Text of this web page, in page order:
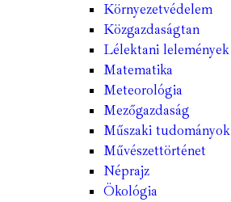
Környezetvédelem
Közgazdaságtan
Lélektani lelemények
Matematika
Meteorológia
Mezőgazdaság
Műszaki tudományok
Művészettörténet
Néprajz
Ökológia